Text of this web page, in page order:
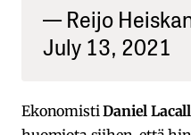
— Reijo
July 13, 2021
EkonomistiDaniel